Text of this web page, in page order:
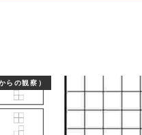
らの観察）